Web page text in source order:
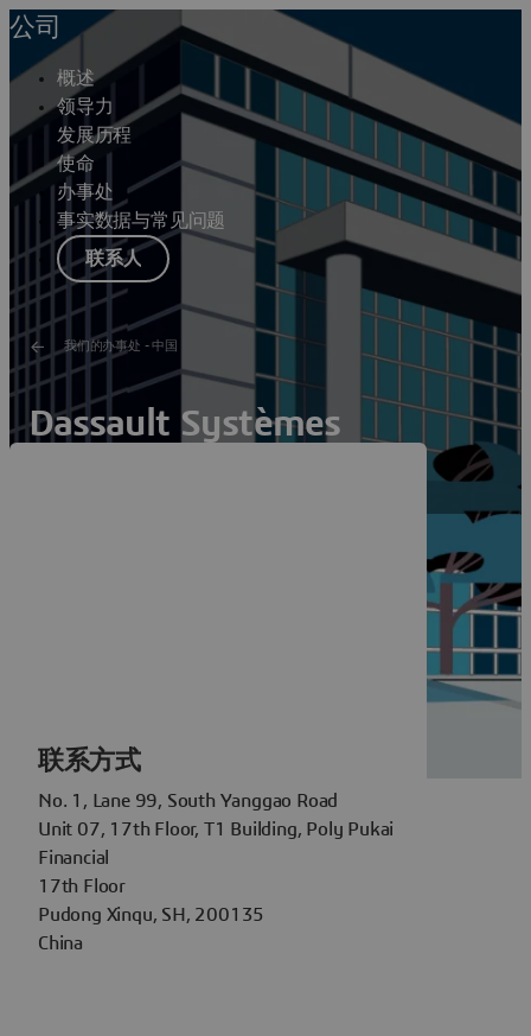
公司
概述
领导力
发展历程
使命
办事处
事实数据与常见问题
联系人
我们的办事处 - 中国
Dassault Systèmes
联系方式
No. 1, Lane 99, South Yanggao Road
Unit 07, 17th Floor, T1 Building, Poly Pukai
Financial
17th Floor
Pudong Xinqu, SH, 200135
China